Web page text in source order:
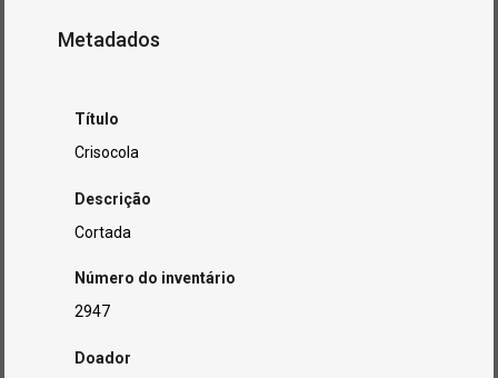
Metadados
Título
Crisocola
Descrição
Cortada
Número do inventário
2947
Doador